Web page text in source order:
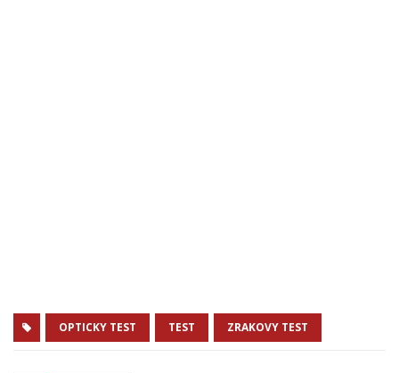
OPTICKY TEST TEST ZRAKOVY TEST